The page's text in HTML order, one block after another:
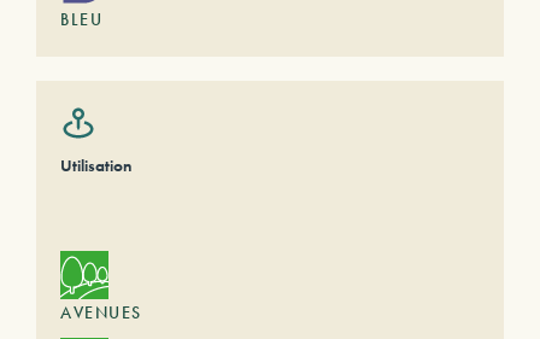
BLEU
Utilisation
AVENUES